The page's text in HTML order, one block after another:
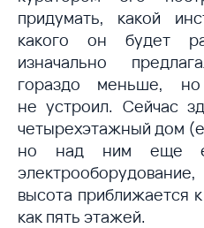
придумать, какой
какого он будет
изначально
гораздо меньше,
не устроил. Сейчас
четырехэтажный дом
но над ним еще
высота приближается
как пять этажей.